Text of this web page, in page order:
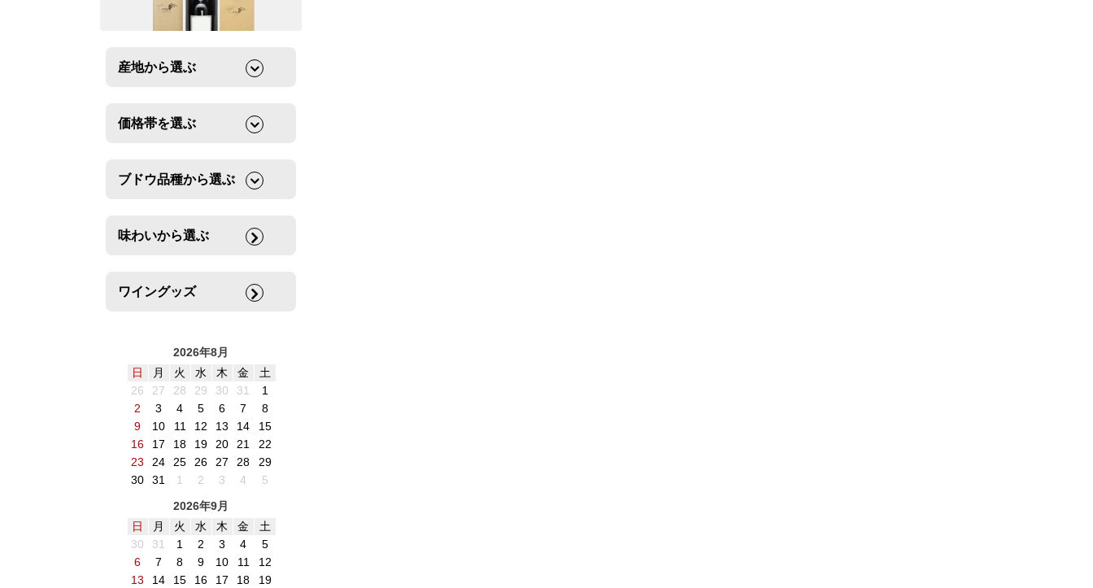
産地から選ぶ
価格帯を選ぶ
ブドウ品種から選ぶ
味わいから選ぶ
ワイングッズ
2026年8月
日
月 火 水 木 金
土
26
27 28 29 30 31
1
2
3 4 5 6 7
8
9
10 11 12 13 14
15
16
17 18 19 20 21
22
23
24 25 26 27 28
29
30
31 1 2 3 4
5
2026年9月
日
月 火 水 木 金
土
30
31 1 2 3 4
5
6
7 8 9 10 11
12
13
14 15 16 17 18
19